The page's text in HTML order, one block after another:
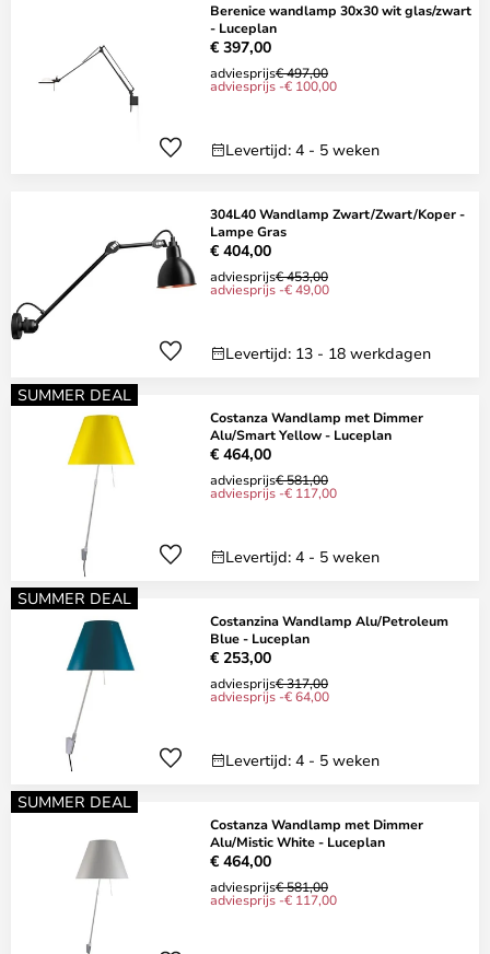
Berenice wandlamp 30x30 wit glas/zwart
- Luceplan
€ 397,00
adviesprijs€ 497,00
adviesprijs -€ 100,00
Levertijd: 4 - 5 weken
304L40 Wandlamp Zwart/Zwart/Koper -
Lampe Gras
€ 404,00
adviesprijs€ 453,00
adviesprijs -€ 49,00
Levertijd: 13 - 18 werkdagen
SUMMER DEAL
Costanza Wandlamp met Dimmer
Alu/Smart Yellow - Luceplan
€ 464,00
adviesprijs€ 581,00
adviesprijs -€ 117,00
Levertijd: 4 - 5 weken
SUMMER DEAL
Costanzina Wandlamp Alu/Petroleum
Blue - Luceplan
€ 253,00
adviesprijs€ 317,00
adviesprijs -€ 64,00
Levertijd: 4 - 5 weken
SUMMER DEAL
Costanza Wandlamp met Dimmer
Alu/Mistic White - Luceplan
€ 464,00
adviesprijs€ 581,00
adviesprijs -€ 117,00